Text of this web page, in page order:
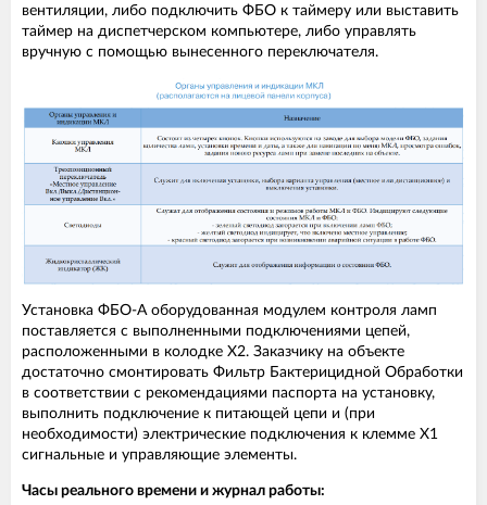
вентиляции, либо подключить ФБО к таймеру или выставить
таймер на диспетчерском компьютере, либо управлять
вручную с помощью вынесенного переключателя.
Установка ФБО-А оборудованная модулем контроля ламп
поставляется с выполненными подключениями цепей,
расположенными в колодке Х2. Заказчику на объекте
достаточно смонтировать Фильтр Бактерицидной Обработки
в соответствии с рекомендациями паспорта на установку,
выполнить подключение к питающей цепи и (при
необходимости) электрические подключения к клемме Х1
сигнальные и управляющие элементы.
Часы реального времени и журнал работы: